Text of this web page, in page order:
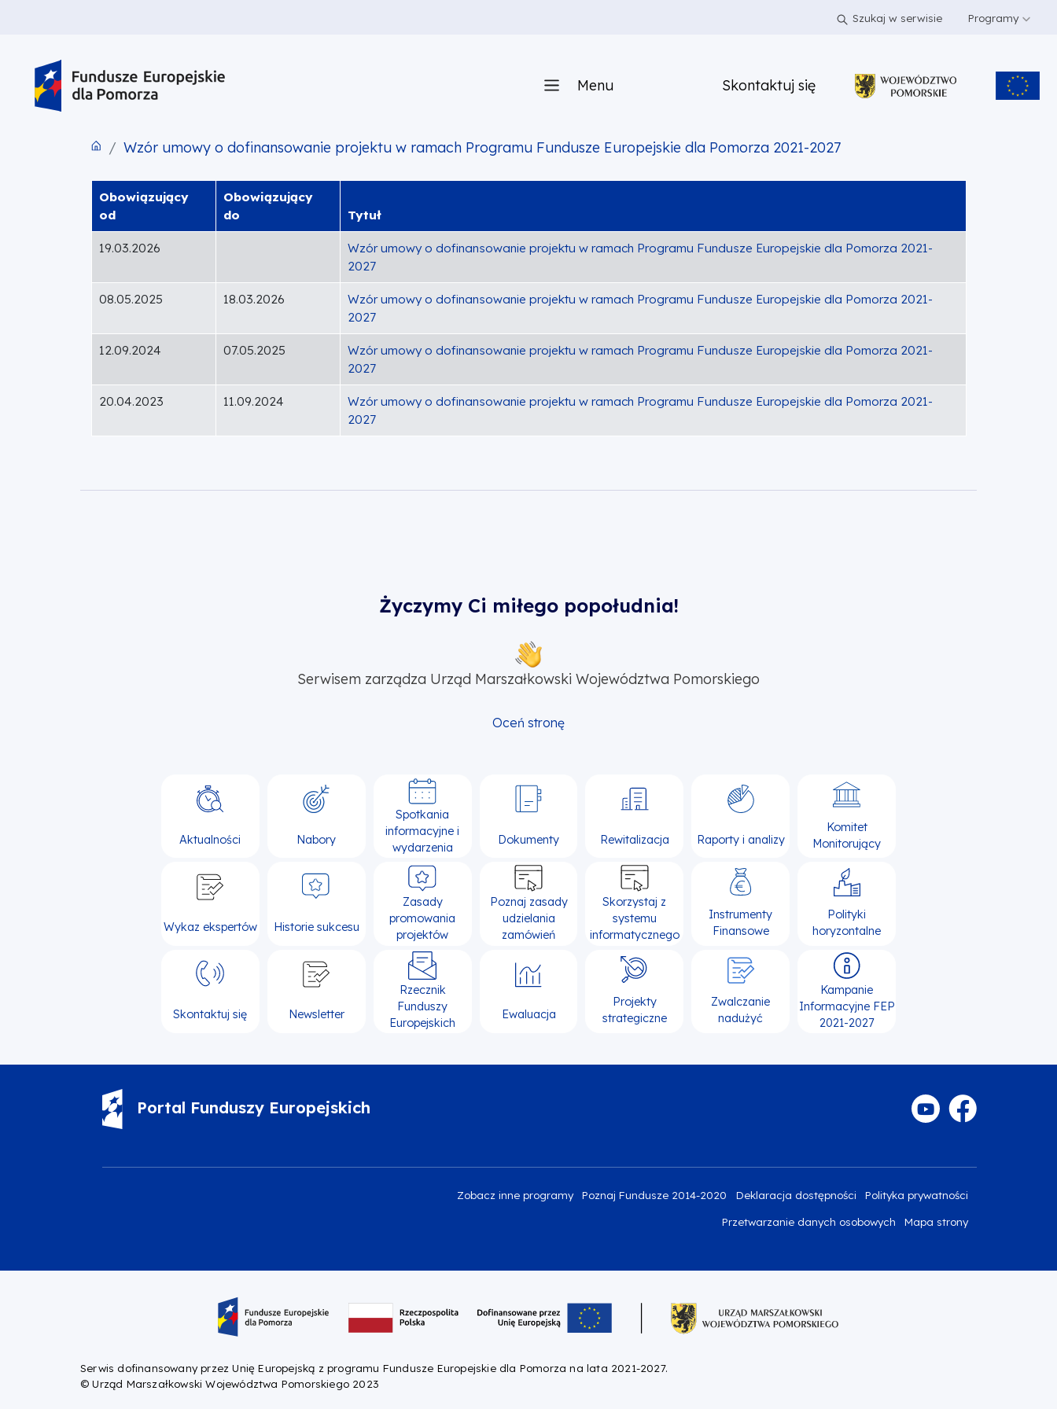
Szukaj w serwisie Programy
Menu Skontaktuj się
Wzór umowy o dofinansowanie projektu w ramach Programu Fundusze Europejskie dla Pomorza 2021-2027
Obowiązujący
od
Obowiązujący
do
Tytuł
19.03.2026
Wzór umowy o dofinansowanie projektu w ramach Programu Fundusze Europejskie dla Pomorza 2021-
2027
08.05.2025 18.03.2026
Wzór umowy o dofinansowanie projektu w ramach Programu Fundusze Europejskie dla Pomorza 2021-
2027
12.09.2024 07.05.2025
Wzór umowy o dofinansowanie projektu w ramach Programu Fundusze Europejskie dla Pomorza 2021-
2027
20.04.2023 11.09.2024
Wzór umowy o dofinansowanie projektu w ramach Programu Fundusze Europejskie dla Pomorza 2021-
2027
Życzymy Ci miłego popołudnia!
Serwisem zarządza Urząd Marszałkowski Województwa Pomorskiego
Oceń stronę
Aktualności Nabory
Spotkania
informacyjne i
wydarzenia
Dokumenty Rewitalizacja Raporty i analizy
Komitet
Monitorujący
Wykaz ekspertów Historie sukcesu
Zasady
promowania
projektów
Poznaj zasady
udzielania
zamówień
Skorzystaj z
systemu
informatycznego
Instrumenty
Finansowe
Polityki
horyzontalne
Skontaktuj się Newsletter
Rzecznik
Funduszy
Europejskich
Ewaluacja
Projekty
strategiczne
Zwalczanie
nadużyć
Kampanie
Informacyjne FEP
2021-2027
Portal Funduszy Europejskich
Zobacz inne programy Poznaj Fundusze 2014-2020 Deklaracja dostępności Polityka prywatności
Przetwarzanie danych osobowych Mapa strony
Serwis dofinansowany przez Unię Europejską z programu Fundusze Europejskie dla Pomorza na lata 2021-2027.
© Urząd Marszałkowski Województwa Pomorskiego 2023